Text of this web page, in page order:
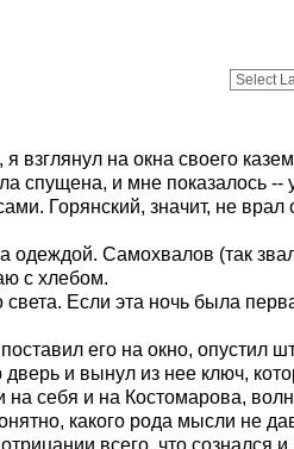
взглянул на окна своего
и мне показалось --
Горянский, значит, не врал
одеждой. Самохвалов (так
с хлебом.
Если эта ночь была
его на окно, опустил
и вынул из нее ключ,
себя и на Костомарова,
какого рода мысли не
всего, что сознался и